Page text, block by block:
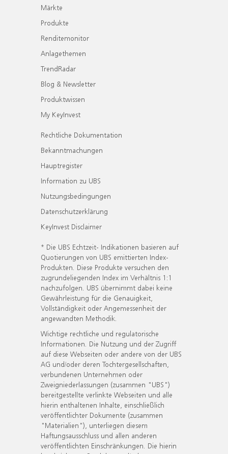
Märkte
Produkte
Renditemonitor
Anlagethemen
TrendRadar
Blog & Newsletter
Produktwissen
My KeyInvest
Rechtliche Dokumentation
Bekanntmachungen
Hauptregister
Information zu UBS
Nutzungsbedingungen
Datenschutzerklärung
KeyInvest Disclaimer
* Die UBS Echtzeit- Indikationen basieren auf
Quotierungen von UBS emittierten Index-
Produkten. Diese Produkte versuchen den
zugrundeliegenden Index im Verhältnis 1:1
nachzufolgen. UBS übernimmt dabei keine
Gewährleistung für die Genauigkeit,
Vollständigkeit oder Angemessenheit der
angewandten Methodik.
Wichtige rechtliche und regulatorische
Informationen. Die Nutzung und der Zugriff
auf diese Webseiten oder andere von der UBS
AG und/oder deren Tochtergesellschaften,
verbundenen Unternehmen oder
Zweigniederlassungen (zusammen "UBS")
bereitgestellte verlinkte Webseiten und alle
hierin enthaltenen Inhalte, einschließlich
veröffentlichter Dokumente (zusammen
"Materialien"), unterliegen diesem
Haftungsausschluss und allen anderen
veröffentlichten Einschränkungen. Die hierin